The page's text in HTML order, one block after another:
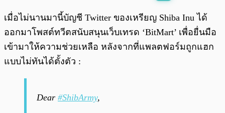
0:00
เมื่อไม่นานมานี้บัญชี Twitter ของเหรียญ Shiba Inu ได้
ออกมาโพสต์ทวีตสนับสนุนเว็บเทรด ‘BitMart’ เพื่อยื่นมือ
เข้ามาให้ความช่วยเหลือ หลังจากที่แพลตฟอร์มถูกแฮก
แบบไม่ทันได้ตั้งตัว :
Dear #ShibArmy,